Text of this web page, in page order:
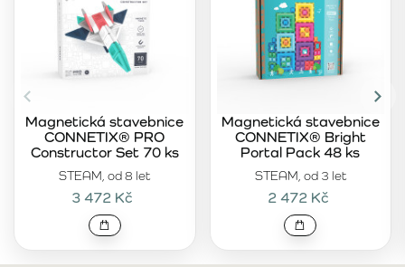
STEAM, od 8 let
Magnetická stavebnice
CONNETIX® PRO
Constructor Set 70 ks
3 472 Kč
STEAM, od 3 let
Magnetická stavebnice
CONNETIX® Bright
Portal Pack 48 ks
2 472 Kč